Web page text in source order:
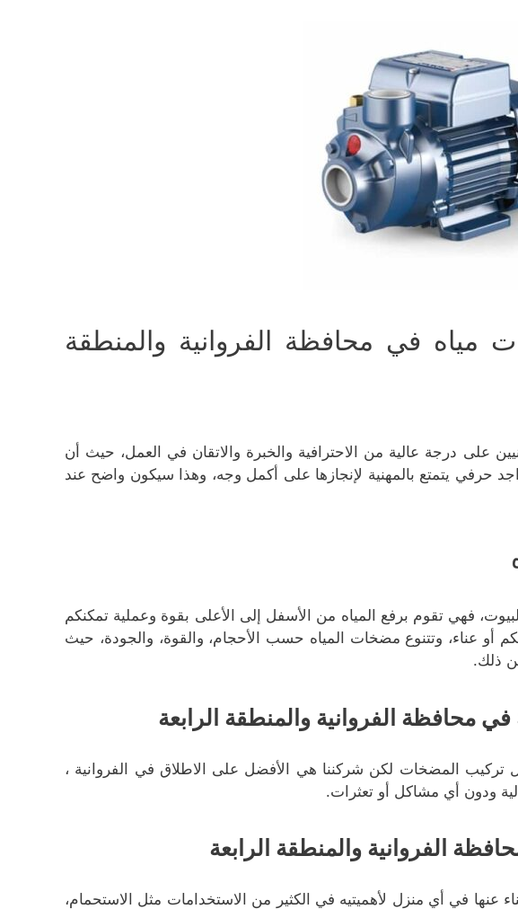
في محافظة الفروانية والمنطقة
على درجة عالية من الاحترافية والخبرة والاتقان في العمل، حيث أن
حرفي يتمتع بالمهنية لإنجازها على أكمل وجه، وهذا سيكون واضح عند
فهي تقوم برفع المياه من الأسفل إلى الأعلى بقوة وعملية تمكنكم
أو عناء، وتتنوع مضخات المياه حسب الأحجام، والقوة، والجودة، حيث
ذلك.
محافظة الفروانية والمنطقة الرابعة
المضخات لكن شركننا هي الأفضل على الاطلاق في الفروانية ،
ودون أي مشاكل أو تعثرات.
الفروانية والمنطقة الرابعة
عنها في أي منزل لأهميتيه في الكثير من الاستخدامات مثل الاستحمام،